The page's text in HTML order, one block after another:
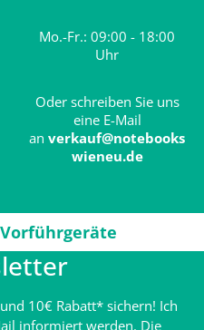
Mo.-Fr.: 09:00 - 18:00
Uhr
Oder schreiben Sie uns
eine E-Mail
an verkauf@notebooks
wieneu.de
Vorführgeräte
10€ Rabatt* sichern! Ich
informiert werden. Die